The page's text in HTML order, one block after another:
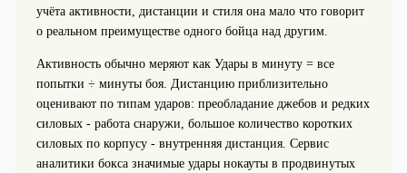
учёта активности, дистанции и стиля она мало что говорит
о реальном преимуществе одного бойца над другим.
Активность обычно меряют как Удары в минуту = все
попытки ÷ минуты боя. Дистанцию приблизительно
оценивают по типам ударов: преобладание джебов и редких
силовых - работа снаружи, большое количество коротких
силовых по корпусу - внутренняя дистанция. Сервис
аналитики бокса значимые удары нокауты в продвинутых